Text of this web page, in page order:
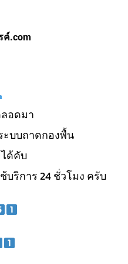
ค์.com
อดมา
ะบบถาดกองพื้น
ด้คับ
บริการ 24 ชั่วโมง ครับ